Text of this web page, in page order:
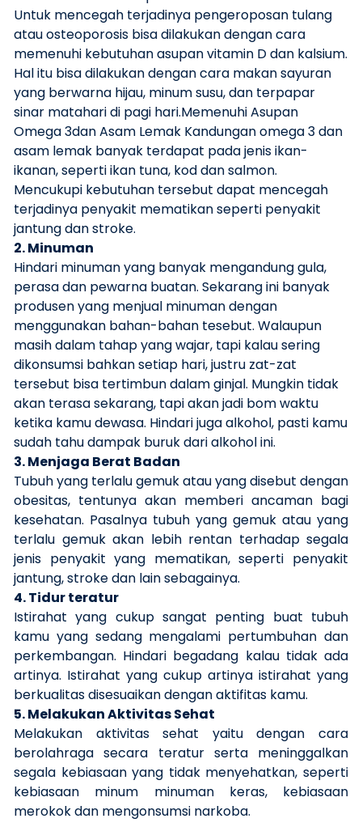
Untuk mencegah terjadinya pengeroposan tulang
atau osteoporosis bisa dilakukan dengan cara
memenuhi kebutuhan asupan vitamin D dan kalsium.
Hal itu bisa dilakukan dengan cara makan sayuran
yang berwarna hijau, minum susu, dan terpapar
sinar matahari di pagi hari.Memenuhi Asupan
Omega 3dan Asam Lemak Kandungan omega 3 dan
asam lemak banyak terdapat pada jenis ikan-
ikanan, seperti ikan tuna, kod dan salmon.
Mencukupi kebutuhan tersebut dapat mencegah
terjadinya penyakit mematikan seperti penyakit
jantung dan stroke.
2. Minuman
Hindari minuman yang banyak mengandung gula,
perasa dan pewarna buatan. Sekarang ini banyak
produsen yang menjual minuman dengan
menggunakan bahan-bahan tesebut. Walaupun
masih dalam tahap yang wajar, tapi kalau sering
dikonsumsi bahkan setiap hari, justru zat-zat
tersebut bisa tertimbun dalam ginjal. Mungkin tidak
akan terasa sekarang, tapi akan jadi bom waktu
ketika kamu dewasa. Hindari juga alkohol, pasti kamu
sudah tahu dampak buruk dari alkohol ini.
3. Menjaga Berat Badan
Tubuh yang terlalu gemuk atau yang disebut dengan
obesitas, tentunya akan memberi ancaman bagi
kesehatan. Pasalnya tubuh yang gemuk atau yang
terlalu gemuk akan lebih rentan terhadap segala
jenis penyakit yang mematikan, seperti penyakit
jantung, stroke dan lain sebagainya.
4. Tidur teratur
Istirahat yang cukup sangat penting buat tubuh
kamu yang sedang mengalami pertumbuhan dan
perkembangan. Hindari begadang kalau tidak ada
artinya. Istirahat yang cukup artinya istirahat yang
berkualitas disesuaikan dengan aktifitas kamu.
5. Melakukan Aktivitas Sehat
Melakukan aktivitas sehat yaitu dengan cara
berolahraga secara teratur serta meninggalkan
segala kebiasaan yang tidak menyehatkan, seperti
kebiasaan minum minuman keras, kebiasaan
merokok dan mengonsumsi narkoba.